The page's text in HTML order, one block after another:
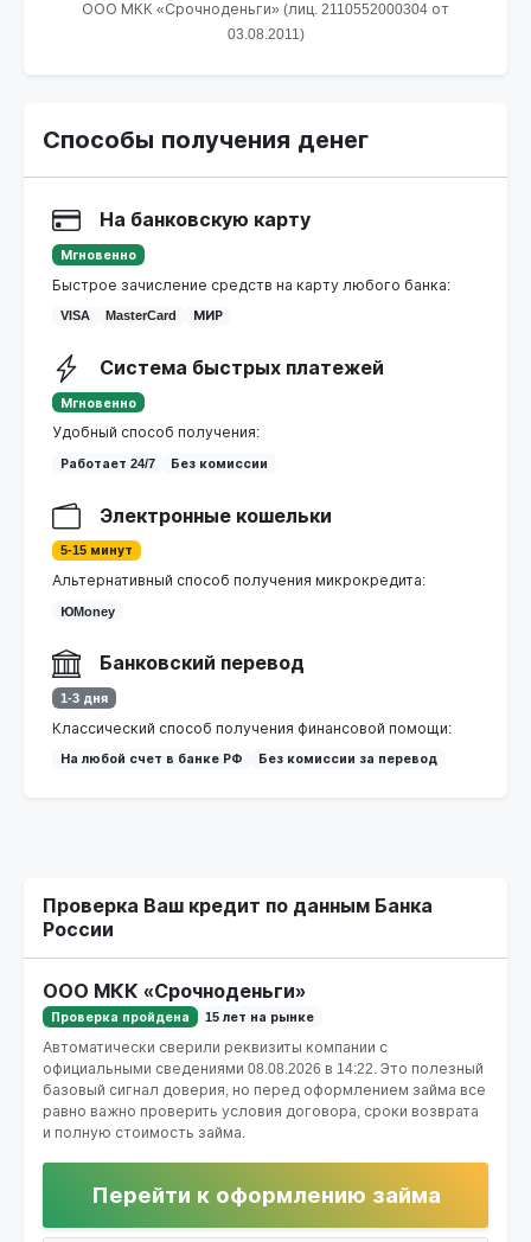
ООО МКК «Срочноденьги» (лиц. 2110552000304 от
03.08.2011)
Способы получения денег
На банковскую карту
Мгновенно
Быстрое зачисление средств на карту любого банка:
VISA MasterCard МИР
Система быстрых платежей
Мгновенно
Удобный способ получения:
Работает 24/7 Без комиссии
Электронные кошельки
5-15 минут
Альтернативный способ получения микрокредита:
ЮMoney
Банковский перевод
1-3 дня
Классический способ получения финансовой помощи:
На любой счет в банке РФ Без комиссии за перевод
Проверка Ваш кредит по данным Банка
России
ООО МКК «Срочноденьги»
Проверка пройдена 15 лет на рынке
Автоматически сверили реквизиты компании с
официальными сведениями 08.08.2026 в 14:22 . Это полезный
базовый сигнал доверия, но перед оформлением займа все
равно важно проверить условия договора, сроки возврата
и полную стоимость займа.
Перейти к оформлению займа